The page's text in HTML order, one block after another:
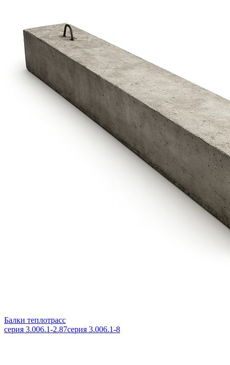
Балки теплотрасс
серия 3.006.1-2.87серия 3.006.1-8